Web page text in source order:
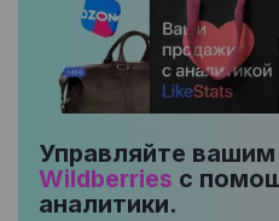
Управляйте
Wildberries с
аналитики.